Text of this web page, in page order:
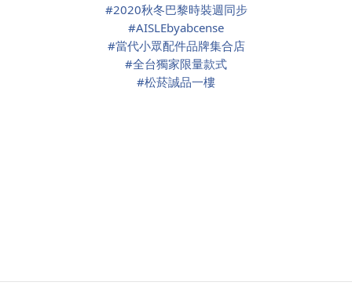
#2020秋冬巴黎時裝週同步
#AISLEbyabcense
#當代小眾配件品牌集合店
#全台獨家限量款式
#松菸誠品一樓